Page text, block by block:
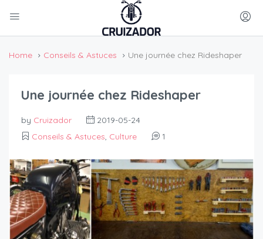
Home Conseils & Astuces Une journée chez Rideshaper
Une journée chez Rideshaper
by Cruizador
2019-05-24
Conseils & Astuces, Culture 1